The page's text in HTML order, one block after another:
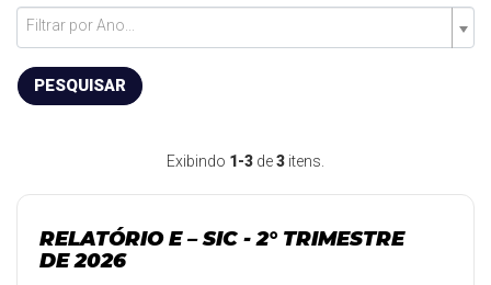
Filtrar por Ano...
PESQUISAR
Exibindo 1-3 de3 itens.
RELATÓRIO E – SIC - 2° TRIMESTRE
DE 2026